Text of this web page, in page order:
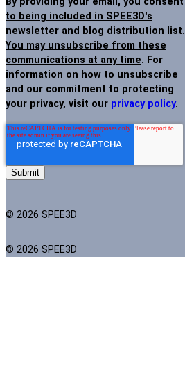
to being included in SPEE3D's
newsletter and blog distribution list.
You may unsubscribe from these
communications at any time. For
information on how to unsubscribe
and our commitment to protecting
your privacy, visit our privacy policy.
© 2026 SPEE3D
© 2026 SPEE3D